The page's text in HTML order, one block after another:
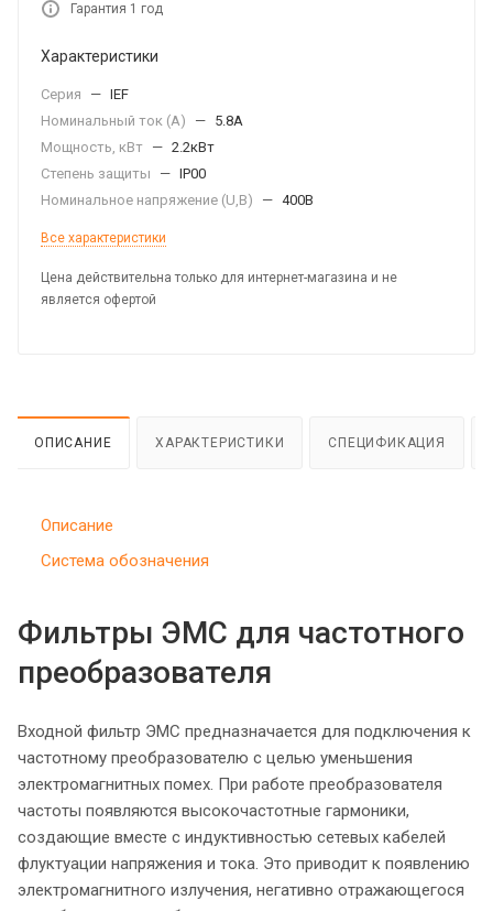
Гарантия 1 год
Характеристики
Серия — IEF
Номинальный ток (А)
— 5.8А
Мощность, кВт — 2.2кВт
Степень защиты
— IP00
Номинальное напряжение (U,B)
— 400В
Все характеристики
Цена действительна только для интернет-магазина и не
является офертой
ОПИСАНИЕ ХАРАКТЕРИСТИКИ СПЕЦИФИКАЦИЯ
Описание
Система обозначения
Фильтры ЭМС для частотного
преобразователя
Входной фильтр ЭМС предназначается для подключения к
частотному преобразователю с целью уменьшения
электромагнитных помех. При работе преобразователя
частоты появляются высокочастотные гармоники,
создающие вместе с индуктивностью сетевых кабелей
флуктуации напряжения и тока. Это приводит к появлению
электромагнитного излучения, негативно отражающегося